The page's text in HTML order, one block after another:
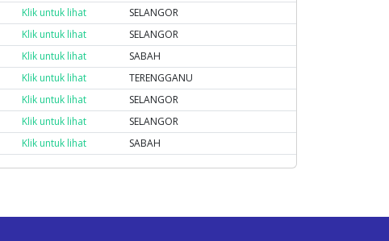
Klik untuk lihat
SELANGOR
Klik untuk lihat
SELANGOR
Klik untuk lihat
SABAH
Klik untuk lihat
TERENGGANU
Klik untuk lihat
SELANGOR
Klik untuk lihat
SELANGOR
Klik untuk lihat SABAH